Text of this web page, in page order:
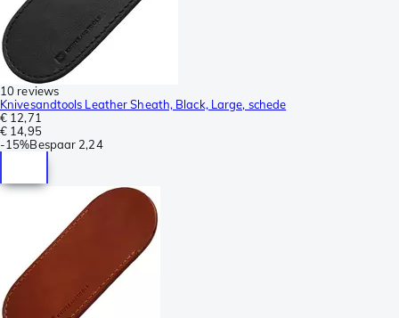
10 reviews
Knivesandtools Leather Sheath, Black, Large, schede
€ 12,71
€ 14,95
-15%Bespaar 2,24